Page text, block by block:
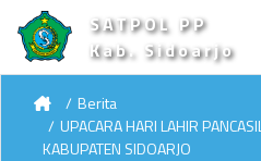
SATPOL PP
Kab. Sidoarjo
Berita
UPACARA HARI LAHIR
KABUPATEN SIDOARJO